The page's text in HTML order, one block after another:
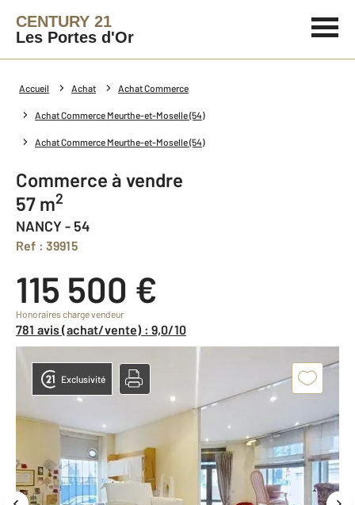
CENTURY 21
Les Portes d'Or
Accueil Achat Achat Commerce
Achat Commerce Meurthe-et-Moselle (54)
Achat Commerce Meurthe-et-Moselle (54)
Commerce à vendre
57 m2
NANCY - 54
Ref : 39915
115 500 €
Honoraires charge vendeur
781 avis (achat/vente) : 9,0/10
Exclusivité